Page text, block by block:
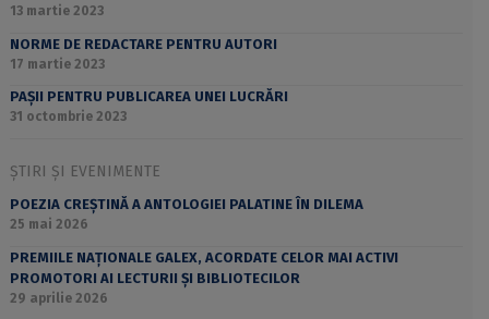
13 martie 2023
NORME DE REDACTARE PENTRU AUTORI
17 martie 2023
PAȘII PENTRU PUBLICAREA UNEI LUCRĂRI
31 octombrie 2023
ȘTIRI ȘI EVENIMENTE
POEZIA CREȘTINĂ A ANTOLOGIEI PALATINE ÎN DILEMA
25 mai 2026
PREMIILE NAȚIONALE GALEX, ACORDATE CELOR MAI ACTIVI
PROMOTORI AI LECTURII ȘI BIBLIOTECILOR
29 aprilie 2026